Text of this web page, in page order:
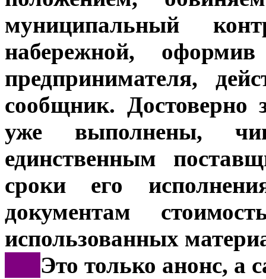
муниципальный
набережной,
предпринимателя,
сообщник. Достоверно
уже выполнены,
единственным
сроки его
документам
использованных
Это только анонс, а